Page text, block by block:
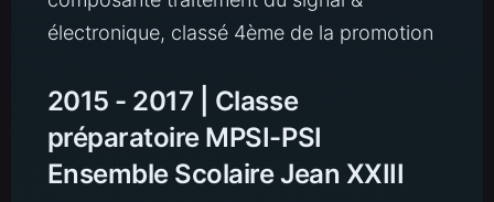
électronique, classé 4ème de la promotion
2015 - 2017 | Classe
préparatoire MPSI-PSI
Ensemble Scolaire Jean XXIII